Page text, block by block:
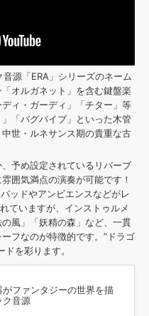
源「ERA」シリーズのネーム
オルガネット」を含む鍵盤楽
ィ・ガーディ」「チター」等
「バグパイプ」といった木管
世・ルネサンス期の貴重な古
予め設定されているリバーブ
囲気満点の演奏が可能です！
ッドやアンビエンスなどがレ
ていますが、インストゥルメ
風」「妖精の森」など、一貫
フなのが特徴的です。”ドラゴ
を彩ります。
がファンタジーの世界を描
ク音源